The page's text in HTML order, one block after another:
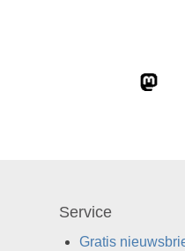
Service
Gratis